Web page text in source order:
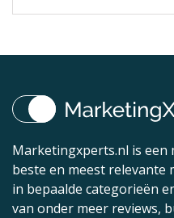
Marketingxperts.nl is een
beste en meest
in bepaalde categorieën
van onder meer reviews,